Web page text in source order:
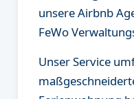
unsere Airbnb
FeWo
Unser Service